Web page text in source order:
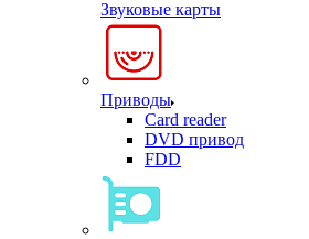
Звуковые карты
Приводы
Card reader
DVD привод
FDD